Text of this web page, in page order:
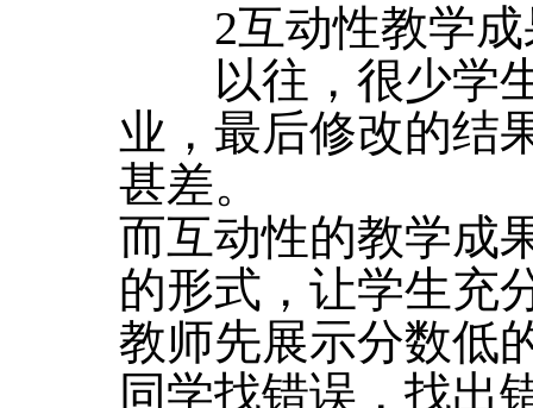
2互动性教学成
以往，很少学生
业，最后修改的结
甚差。
而互动性的教学成
的形式，让学生充
教师先展示分数低
同学找错误，找出